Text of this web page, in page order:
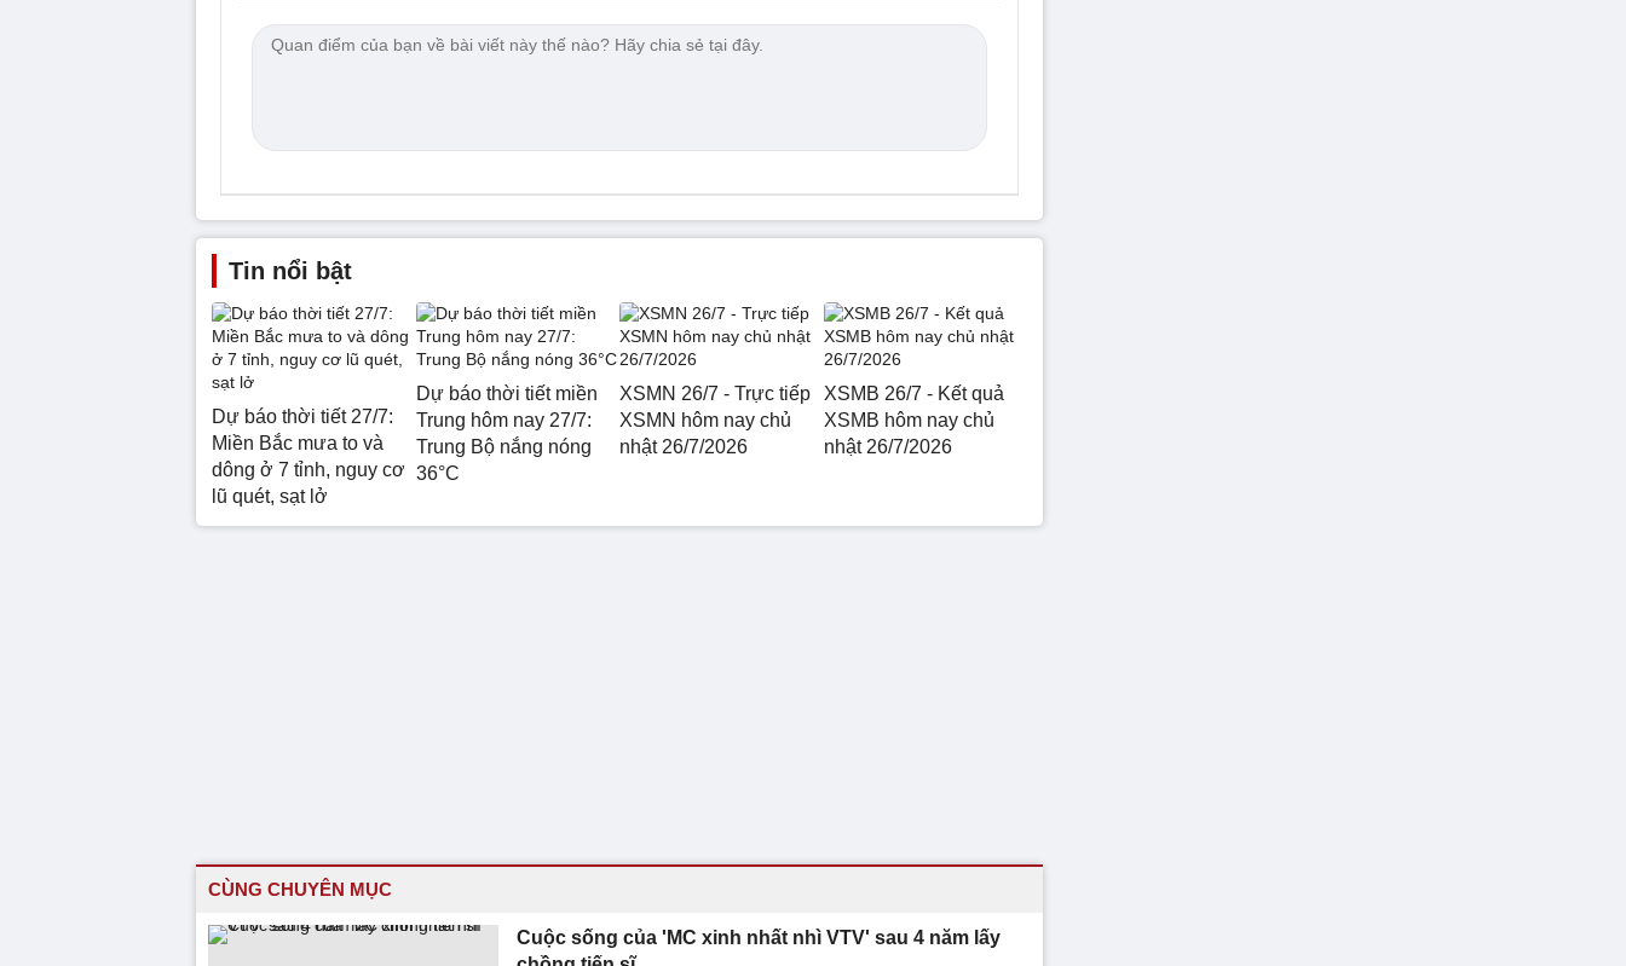
Tin nổi bật
Dự báo thời tiết 27/7:
Miền Bắc mưa to và
dông ở 7 tỉnh, nguy cơ
lũ quét, sạt lở
Dự báo thời tiết miền
Trung hôm nay 27/7:
Trung Bộ nắng nóng
36°C
XSMN 26/7 - Trực tiếp
XSMN hôm nay chủ
nhật 26/7/2026
XSMB 26/7 - Kết quả
XSMB hôm nay chủ
nhật 26/7/2026
CÙNG CHUYÊN MỤC
Cuộc sống của 'MC xinh nhất nhì VTV' sau 4 năm lấy